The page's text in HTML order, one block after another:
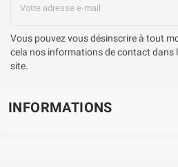
Vous pouvez vous désinscrire à tout
cela nos informations de contact dans
site.
INFORMATIONS